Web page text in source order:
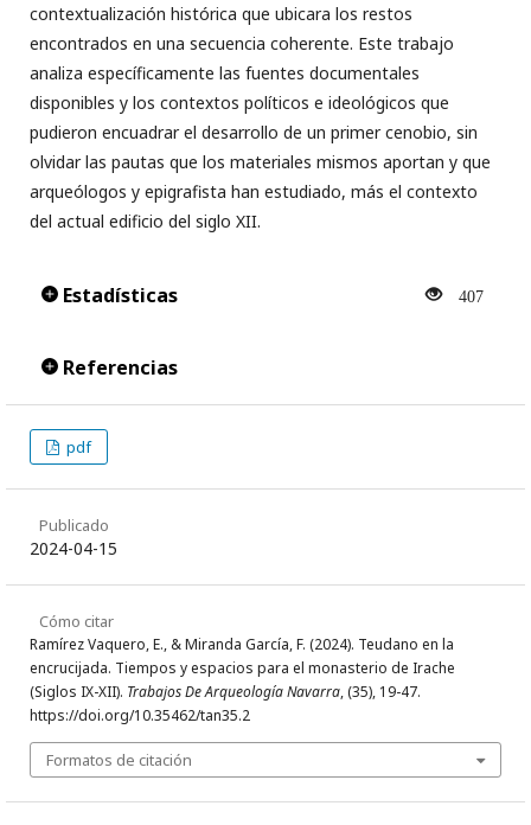
contextualización histórica que ubicara los restos
encontrados en una secuencia coherente. Este trabajo
analiza específicamente las fuentes documentales
disponibles y los contextos políticos e ideológicos que
pudieron encuadrar el desarrollo de un primer cenobio, sin
olvidar las pautas que los materiales mismos aportan y que
arqueólogos y epigrafista han estudiado, más el contexto
del actual edificio del siglo XII.
Estadísticas 407
Referencias
pdf
Publicado
2024-04-15
Cómo citar
Ramírez Vaquero, E., & Miranda García, F. (2024). Teudano en la
encrucijada. Tiempos y espacios para el monasterio de Irache
(Siglos IX-XII). Trabajos De Arqueología Navarra, (35), 19-47.
https://doi.org/10.35462/tan35.2
Formatos de citación